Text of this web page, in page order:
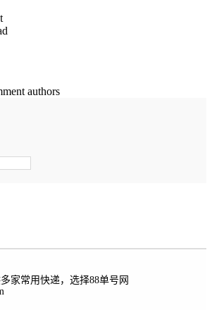
authors
家常用快递，选择88单号网